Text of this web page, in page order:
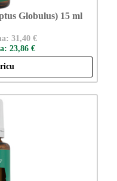
Globulus) 15 ml
31,40 €
23,86 €